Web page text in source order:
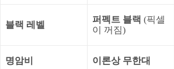
블랙 레벨
퍼펙트 블랙 (픽셀
이 꺼짐)
명암비 이론상 무한대